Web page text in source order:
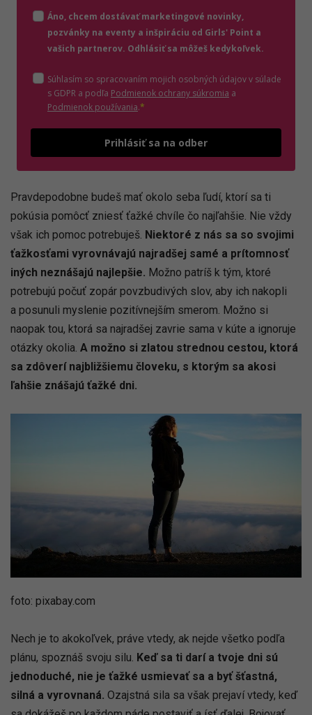
Áno, chcem dostávať marketingové novinky,
pozvánky na eventy a inšpiráciu od Girls' Point a
vašich partnerov. Odhlásiť sa môžeš kedykoľvek.
Súhlasím so spracovaním mojich osobných údajov v súlade
s GDPR a podľa Podmienok ochrany súkromia (otvorí sa v novom
a
Podmienok používania(otvorí sa v novom okne)
.*
Prihlásiť sa na odber
Pravdepodobne budeš mať okolo seba ľudí, ktorí sa ti
pokúsia pomôcť zniesť ťažké chvíle čo najľahšie. Nie vždy
však ich pomoc potrebuješ. Niektoré z nás sa so svojimi
ťažkosťami vyrovnávajú najradšej samé a prítomnosť
iných neznášajú najlepšie. Možno patríš k tým, ktoré
potrebujú počuť zopár povzbudivých slov, aby ich nakopli
a posunuli myslenie pozitívnejším smerom. Možno si
naopak tou, ktorá sa najradšej zavrie sama v kúte a ignoruje
otázky okolia. A možno si zlatou strednou cestou, ktorá
sa zdôverí najbližšiemu človeku, s ktorým sa akosi
ľahšie znášajú ťažké dni.
foto: pixabay.com
Nech je to akokoľvek, práve vtedy, ak nejde všetko podľa
plánu, spoznáš svoju silu. Keď sa ti darí a tvoje dni sú
jednoduché, nie je ťažké usmievať sa a byť šťastná,
silná a vyrovnaná. Ozajstná sila sa však prejaví vtedy, keď